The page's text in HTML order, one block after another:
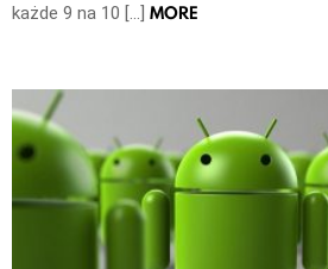
każde 9 na 10 […] MORE